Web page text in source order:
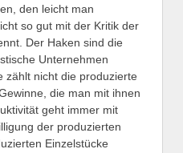
den leicht man
so gut mit der Kritik der
Der Haken sind die
Unternehmen
zählt nicht die produzierte
die man mit ihnen
geht immer mit
der produzierten
Einzelstücke